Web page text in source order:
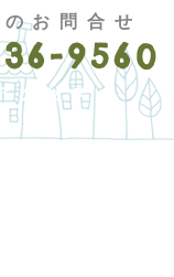
お問合せ
9560
クセス